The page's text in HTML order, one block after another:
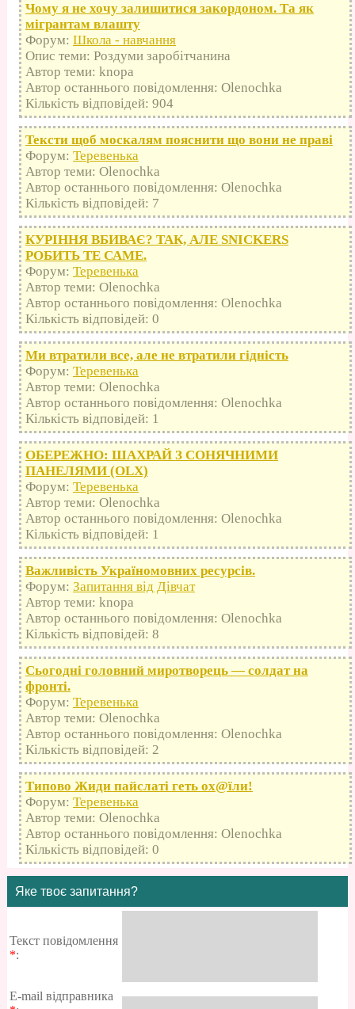
Чому я не хочу залишитися закордоном. Та як
мігрантам влашту
Форум: Школа - навчання
Опис теми: Роздуми заробітчанина
Автор теми: knopa
Автор останнього повідомлення: Olenochka
Кількість відповідей: 904
Тексти щоб москалям пояснити що вони не праві
Форум: Теревенька
Автор теми: Olenochka
Автор останнього повідомлення: Olenochka
Кількість відповідей: 7
КУРІННЯ ВБИВАЄ? ТАК, АЛЕ SNICKERS
РОБИТЬ ТЕ САМЕ.
Форум: Теревенька
Автор теми: Olenochka
Автор останнього повідомлення: Olenochka
Кількість відповідей: 0
Ми втратили все, але не втратили гідність
Форум: Теревенька
Автор теми: Olenochka
Автор останнього повідомлення: Olenochka
Кількість відповідей: 1
ОБЕРЕЖНО: ШАХРАЙ З СОНЯЧНИМИ
ПАНЕЛЯМИ (OLX)
Форум: Теревенька
Автор теми: Olenochka
Автор останнього повідомлення: Olenochka
Кількість відповідей: 1
Важливість Україномовних ресурсів.
Форум: Запитання від Дівчат
Автор теми: knopa
Автор останнього повідомлення: Olenochka
Кількість відповідей: 8
Сьогодні головний миротворець — солдат на
фронті.
Форум: Теревенька
Автор теми: Olenochka
Автор останнього повідомлення: Olenochka
Кількість відповідей: 2
Типово Жиди пайслаті геть оx@їли!
Форум: Теревенька
Автор теми: Olenochka
Автор останнього повідомлення: Olenochka
Кількість відповідей: 0
Яке твоє запитання?
Текст повідомлення
*:
E-mail відправника